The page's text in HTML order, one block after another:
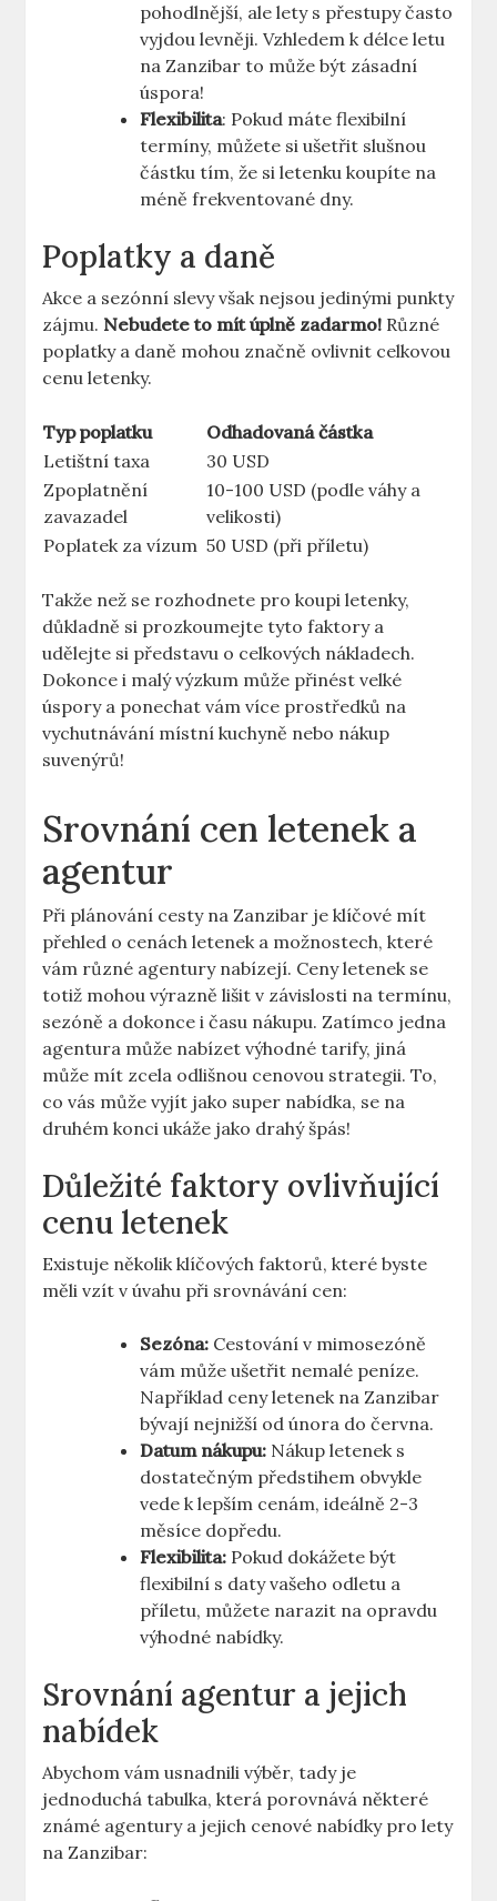
pohodlnější, ale lety s přestupy často
vyjdou levněji. Vzhledem k délce letu
na Zanzibar to může být zásadní
úspora!
Flexibilita: Pokud máte flexibilní
termíny, můžete si ušetřit slušnou
částku tím, že si letenku koupíte na
méně frekventované dny.
Poplatky a daně
Akce a sezónní slevy však nejsou jedinými punkty
zájmu. Nebudete to mít úplně zadarmo! Různé
poplatky a daně mohou značně ovlivnit celkovou
cenu letenky.
Typ poplatku
Odhadovaná částka
Letištní taxa
30 USD
Zpoplatnění
zavazadel
10-100 USD (podle váhy a
velikosti)
Poplatek za vízum 50 USD (při příletu)
Takže než se rozhodnete pro koupi letenky,
důkladně si prozkoumejte tyto faktory a
udělejte si představu o celkových nákladech.
Dokonce i malý výzkum může přinést velké
úspory a ponechat vám více prostředků na
vychutnávání místní kuchyně nebo nákup
suvenýrů!
Srovnání cen letenek a
agentur
Při plánování cesty na Zanzibar je klíčové mít
přehled o cenách letenek a možnostech, které
vám různé agentury nabízejí. Ceny letenek se
totiž mohou výrazně lišit v závislosti na termínu,
sezóně a dokonce i času nákupu. Zatímco jedna
agentura může nabízet výhodné tarify, jiná
může mít zcela odlišnou cenovou strategii. To,
co vás může vyjít jako super nabídka, se na
druhém konci ukáže jako drahý špás!
Důležité faktory ovlivňující
cenu letenek
Existuje několik klíčových faktorů, které byste
měli vzít v úvahu při srovnávání cen:
Sezóna: Cestování v mimosezóně
vám může ušetřit nemalé peníze.
Například ceny letenek na Zanzibar
bývají nejnižší od února do června.
Datum nákupu: Nákup letenek s
dostatečným předstihem obvykle
vede k lepším cenám, ideálně 2-3
měsíce dopředu.
Flexibilita: Pokud dokážete být
flexibilní s daty vašeho odletu a
příletu, můžete narazit na opravdu
výhodné nabídky.
Srovnání agentur a jejich
nabídek
Abychom vám usnadnili výběr, tady je
jednoduchá tabulka, která porovnává některé
známé agentury a jejich cenové nabídky pro lety
na Zanzibar: